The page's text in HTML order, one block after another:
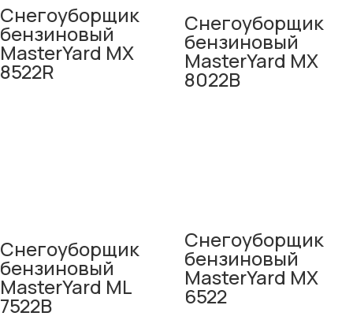
Снегоуборщик
бензиновый
MasterYard MX
8522R
Снегоуборщик
бензиновый
MasterYard MX
8022B
Снегоуборщик
бензиновый
MasterYard ML
7522B
Снегоуборщик
бензиновый
MasterYard MX
6522